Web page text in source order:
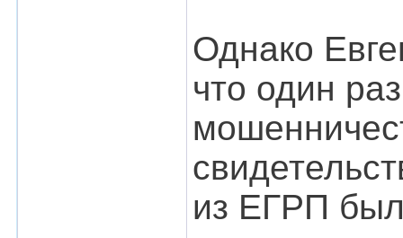
Однако
что один
из ЕГРП